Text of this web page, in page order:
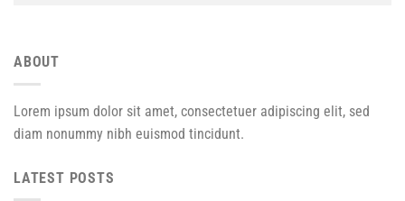
ABOUT
Lorem ipsum dolor sit amet, consectetuer adipiscing elit, sed
diam nonummy nibh euismod tincidunt.
LATEST POSTS